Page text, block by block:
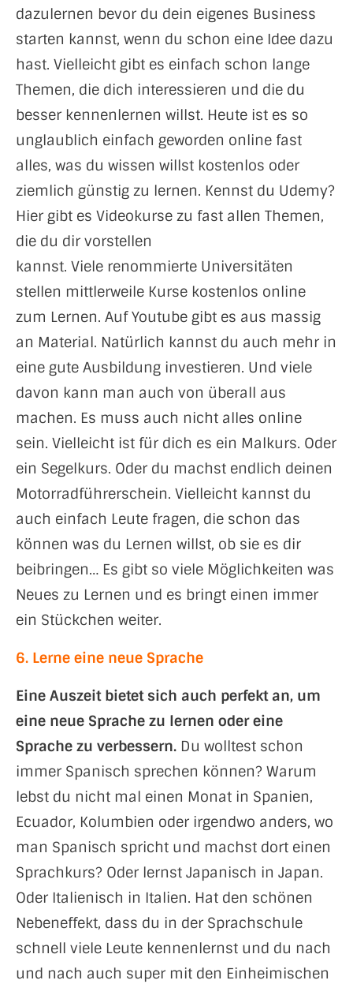
dazulernen bevor du dein eigenes Business
starten kannst, wenn du schon eine Idee dazu
hast. Vielleicht gibt es einfach schon lange
Themen, die dich interessieren und die du
besser kennenlernen willst. Heute ist es so
unglaublich einfach geworden online fast
alles, was du wissen willst kostenlos oder
ziemlich günstig zu lernen. Kennst du Udemy?
Hier gibt es Videokurse zu fast allen Themen,
die du dir vorstellen
kannst. Viele renommierte Universitäten
stellen mittlerweile Kurse kostenlos online
zum Lernen. Auf Youtube gibt es aus massig
an Material. Natürlich kannst du auch mehr in
eine gute Ausbildung investieren. Und viele
davon kann man auch von überall aus
machen. Es muss auch nicht alles online
sein. Vielleicht ist für dich es ein Malkurs. Oder
ein Segelkurs. Oder du machst endlich deinen
Motorradführerschein. Vielleicht kannst du
auch einfach Leute fragen, die schon das
können was du Lernen willst, ob sie es dir
beibringen… Es gibt so viele Möglichkeiten was
Neues zu Lernen und es bringt einen immer
ein Stückchen weiter.
6. Lerne eine neue Sprache
Eine Auszeit bietet sich auch perfekt an, um
eine neue Sprache zu lernen oder eine
Sprache zu verbessern. Du wolltest schon
immer Spanisch sprechen können? Warum
lebst du nicht mal einen Monat in Spanien,
Ecuador, Kolumbien oder irgendwo anders, wo
man Spanisch spricht und machst dort einen
Sprachkurs? Oder lernst Japanisch in Japan.
Oder Italienisch in Italien. Hat den schönen
Nebeneffekt, dass du in der Sprachschule
schnell viele Leute kennenlernst und du nach
und nach auch super mit den Einheimischen